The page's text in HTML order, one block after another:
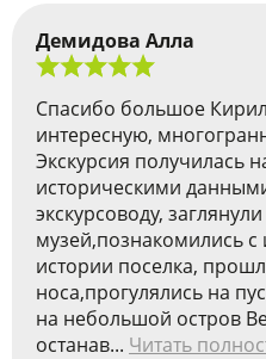
Демидова Алла
Спасибо большое
интересную,
Экскурсия получилась
историческими
экскурсоводу,
музей,познакомились
истории поселка,
носа,прогулялись на
на небольшой остров
останав... Читать